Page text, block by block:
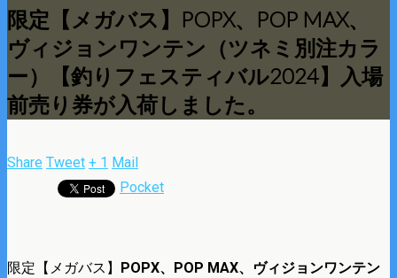
限定【メガバス】POPX、POP MAX、
ヴィジョンワンテン（ツネミ別注カラ
ー）【釣りフェスティバル2024】入場
前売り券が入荷しました。
Share Tweet + 1 Mail
Pocket
限定【メガバス】 POPX、POP MAX、ヴィジョンワンテン